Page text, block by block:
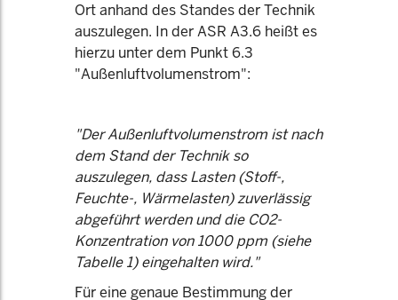
Ort anhand des Standes der Technik
auszulegen. In der ASR A3.6 heißt es
hierzu unter dem Punkt 6.3
"Außenluftvolumenstrom":
"Der Außenluftvolumenstrom ist nach
dem Stand der Technik so
auszulegen, dass Lasten (Stoff-,
Feuchte-, Wärmelasten) zuverlässig
abgeführt werden und die CO2-
Konzentration von 1000 ppm (siehe
Tabelle 1) eingehalten wird."
Für eine genaue Bestimmung der